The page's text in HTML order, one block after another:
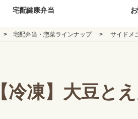
宅配健康弁当
宅配弁当・惣菜ラインナップ サイドメ
【冷凍】大豆と